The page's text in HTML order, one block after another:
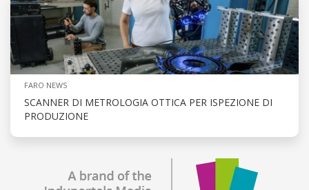
FARO NEWS
SCANNER DI METROLOGIA OTTICA PER ISPEZIONE DI
PRODUZIONE